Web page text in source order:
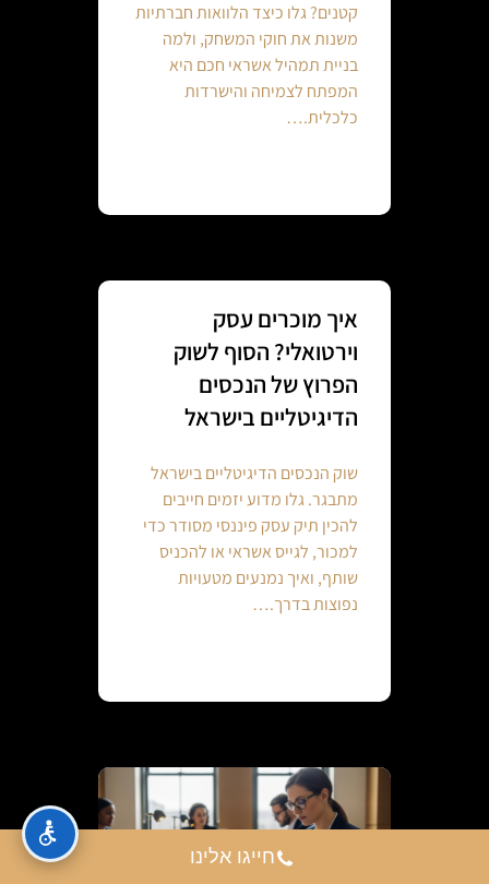
קטנים? גלו כיצד הלוואות חברתיות
משנות את חוקי המשחק, ולמה
בניית תמהיל אשראי חכם היא
המפתח לצמיחה והישרדות
כלכלית.…
איך מוכרים עסק
וירטואלי? הסוף לשוק
הפרוץ של הנכסים
הדיגיטליים בישראל
שוק הנכסים הדיגיטליים בישראל
מתבגר. גלו מדוע יזמים חייבים
להכין תיק עסק פיננסי מסודר כדי
למכור, לגייס אשראי או להכניס
שותף, ואיך נמנעים מטעויות
נפוצות בדרך.…
חייגו אלינו